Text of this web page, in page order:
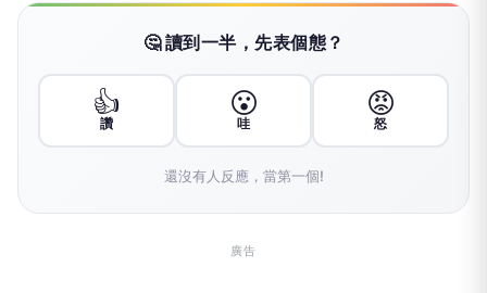
🤔 讀到一半，先表個態？
👍
讚
😮
哇
😡
怒
還沒有人反應，當第一個!
廣告